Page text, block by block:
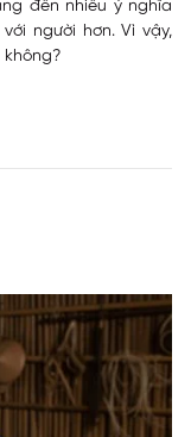
đến nhiều ý nghĩa
người hơn. Vì vậy,